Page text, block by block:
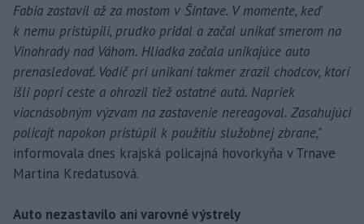
Fabia zastavil až za mostom v Šintave. V momente, keď
k nemu pristúpili, prudko pridal a začal unikať smerom na
Vinohrady nad Váhom. Hliadka začala unikajúce auto
prenasledovať. Vodič pri unikaní takmer zrazil chodcov, ktorí
išli popri ceste a ohrozil tiež ostatné autá. Napriek
viacnásobným výzvam na zastavenie nereagoval. Zasahujúci
policajt napokon pristúpil k použitiu služobnej zbrane,"
informovala dnes krajská policajná hovorkyňa v Trnave
Martina Kredatusová.
Auto nezastavilo ani varovné výstrely